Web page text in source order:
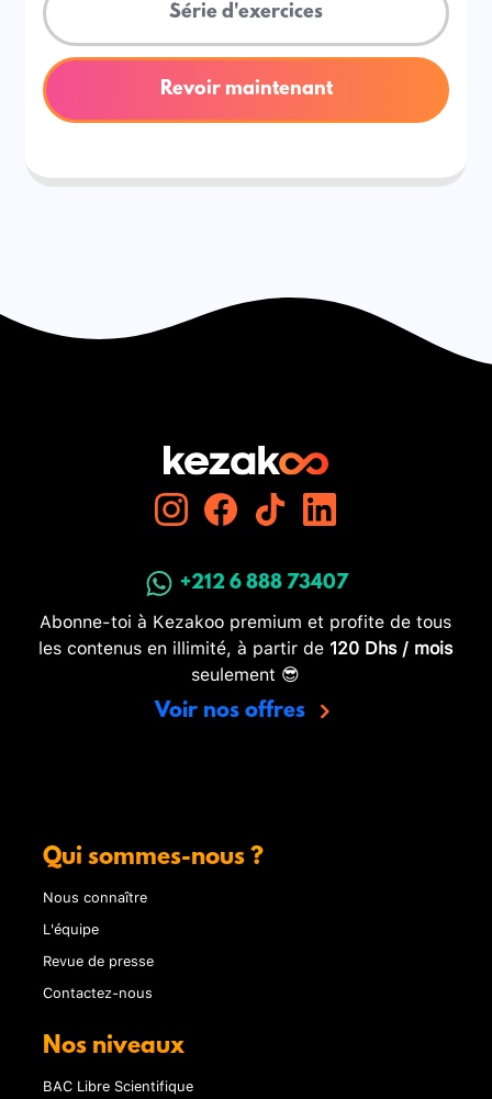
Série d'exercices
Revoir maintenant
+212 6 888 73407
Abonne-toi à Kezakoo premium et profite de tous
les contenus en illimité, à partir de 120 Dhs / mois
seulement 😎
Voir nos offres
Qui sommes-nous ?
Nous connaître
L'équipe
Revue de presse
Contactez-nous
Nos niveaux
BAC Libre Scientifique